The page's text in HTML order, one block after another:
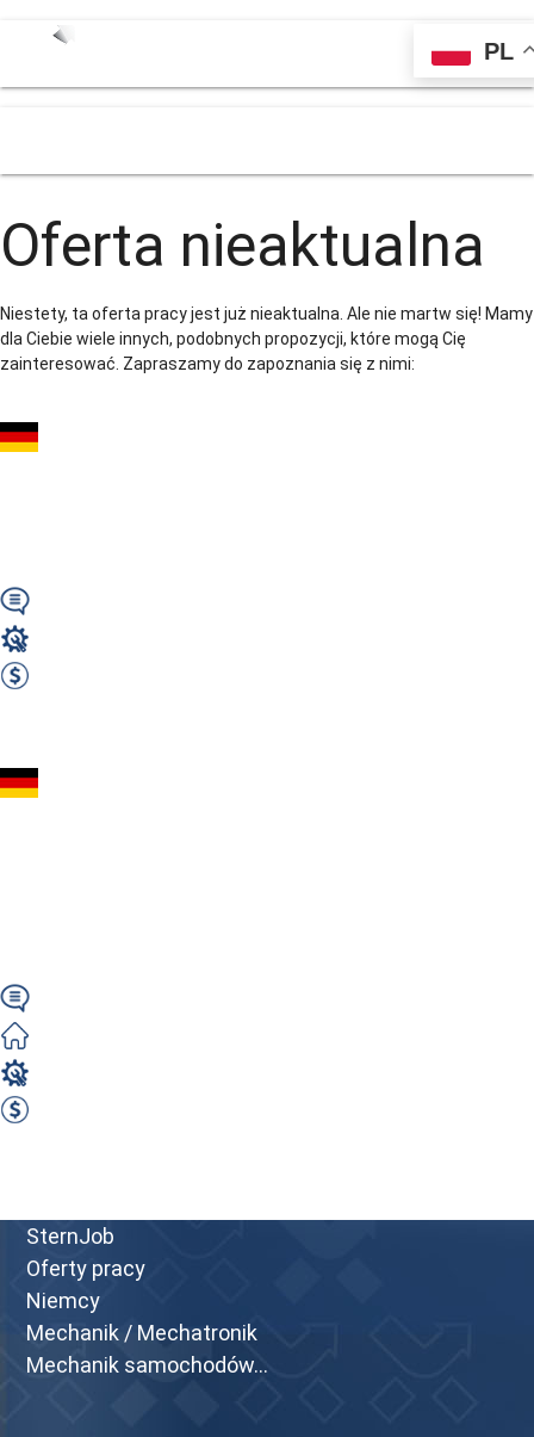
menu
Oferta nieaktualna
Niestety, ta oferta pracy jest już nieaktualna. Ale nie martw się! Mamy
dla Ciebie wiele innych, podobnych propozycji, które mogą Cię
zainteresować. Zapraszamy do zapoznania się z nimi:
SternJob
Oferty pracy
Niemcy
Mechanik / Mechatronik
Mechanik samochodów...
PL